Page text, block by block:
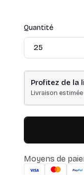
Quantité
Profitez de la
Livraison estimée
Moyens de